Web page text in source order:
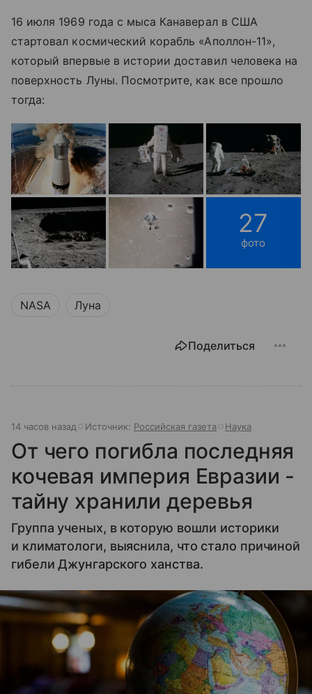
16 июля 1969 года с мыса Канаверал в США
стартовал космический корабль «Аполлон-11»,
который впервые в истории доставил человека на
поверхность Луны. Посмотрите, как все прошло
тогда:
27
фото
NASA Луна
Поделиться
14 часов назад Источник: Российская газета Наука
От чего погибла последняя
кочевая империя Евразии -
тайну хранили деревья
Группа ученых, в которую вошли историки
и климатологи, выяснила, что стало причиной
гибели Джунгарского ханства.